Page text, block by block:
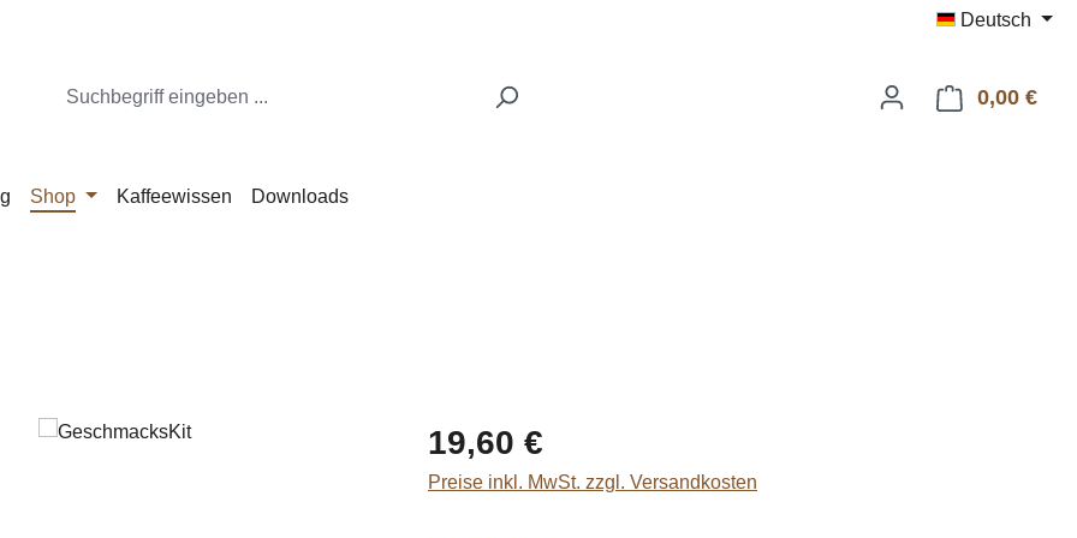
Deutsch
0,00 €
Shop Kaffeewissen Downloads
Regulärer Preis:
19,60 €
Preise inkl. MwSt. zzgl. Versandkosten